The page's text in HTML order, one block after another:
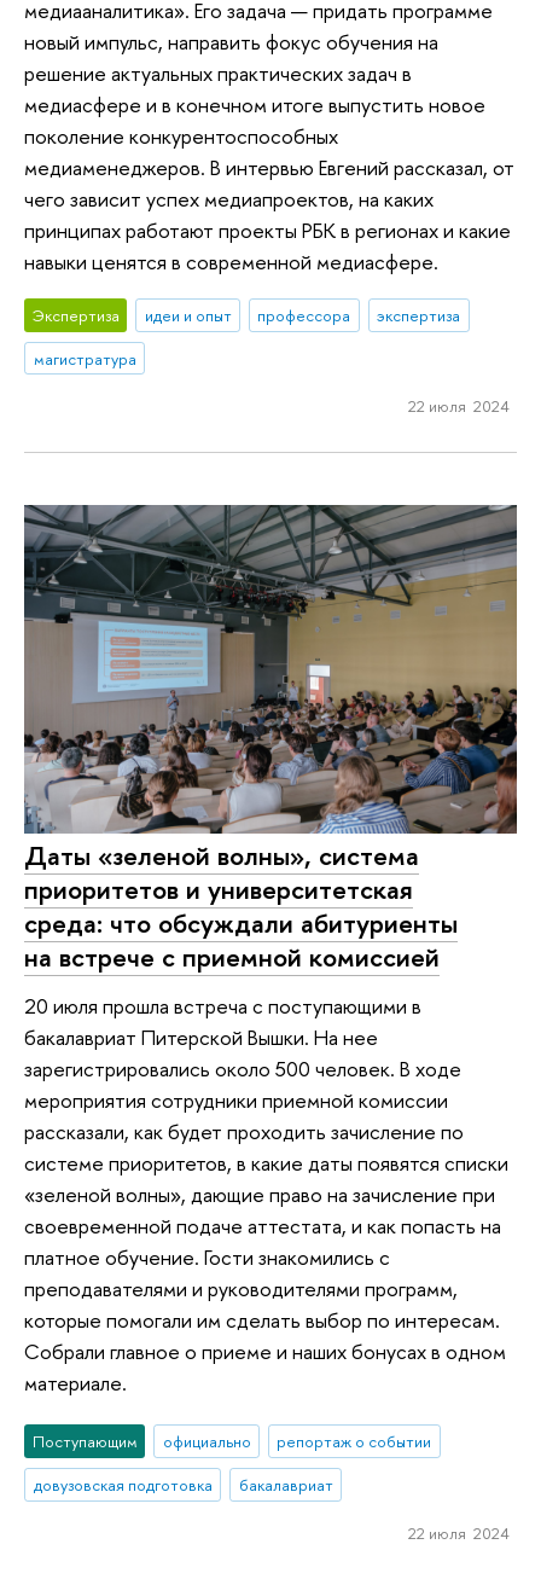
медиааналитика». Его задача — придать программе
новый импульс, направить фокус обучения на
решение актуальных практических задач в
медиасфере и в конечном итоге выпустить новое
поколение конкурентоспособных
медиаменеджеров. В интервью Евгений рассказал, от
чего зависит успех медиапроектов, на каких
принципах работают проекты РБК в регионах и какие
навыки ценятся в современной медиасфере.
Экспертиза идеи и опыт профессора
экспертиза
магистратура
22 июля 2024
Даты «зеленой волны», система
приоритетов и университетская
среда: что обсуждали абитуриенты
на встрече с приемной комиссией
20 июля прошла встреча с поступающими в
бакалавриат Питерской Вышки. На нее
зарегистрировались около 500 человек. В ходе
мероприятия сотрудники приемной комиссии
рассказали, как будет проходить зачисление по
системе приоритетов, в какие даты появятся списки
«зеленой волны», дающие право на зачисление при
своевременной подаче аттестата, и как попасть на
платное обучение. Гости знакомились с
преподавателями и руководителями программ,
которые помогали им сделать выбор по интересам.
Собрали главное о приеме и наших бонусах в одном
материале.
Поступающим официально
репортаж о событии
довузовская подготовка
бакалавриат
22 июля 2024